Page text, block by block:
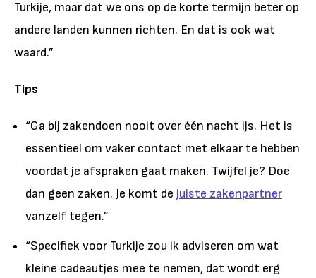
Turkije, maar dat we ons op de korte termijn beter op
andere landen kunnen richten. En dat is ook wat
waard.”
Tips
“Ga bij zakendoen nooit over één nacht ijs. Het is
essentieel om vaker contact met elkaar te hebben
voordat je afspraken gaat maken. Twijfel je? Doe
dan geen zaken. Je komt de juiste zakenpartner
vanzelf tegen.”
“Specifiek voor Turkije zou ik adviseren om wat
kleine cadeautjes mee te nemen, dat wordt erg